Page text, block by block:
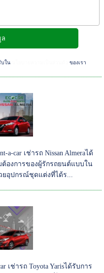
บในนโยบายความเป็นส่วนตัว ของเรา
a-car เช่ารถ Nissan Almeraได้
องการของผู้รักรถยนต์แบบใน
อุปกรณ์ชุดแต่งที่ได้ร...
เช่ารถ Toyota Yarisได้รับการ